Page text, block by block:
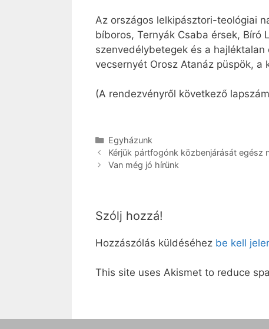
Az országos lelkipásztori-teológiai
bíboros, Ternyák Csaba érsek, Bíró
szenvedélybetegek és a
vecsernyét Orosz Atanáz püspök,
(A rendezvényről következő
Kategória
Egyházunk
Kérjük pártfogónk közbenjárását egész
Van még jó hírünk
Szólj hozzá!
Hozzászólás küldéséhez be kell
This site uses Akismet to reduce